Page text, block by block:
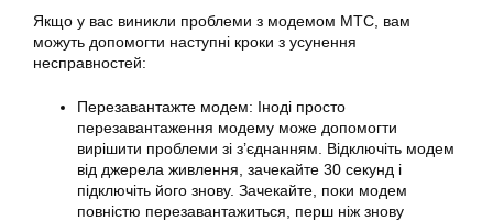
Якщо у вас виникли проблеми з модемом МТС, вам
можуть допомогти наступні кроки з усунення
несправностей:
Перезавантажте модем: Іноді просто
перезавантаження модему може допомогти
вирішити проблеми зі з’єднанням. Відключіть модем
від джерела живлення, зачекайте 30 секунд і
підключіть його знову. Зачекайте, поки модем
повністю перезавантажиться, перш ніж знову